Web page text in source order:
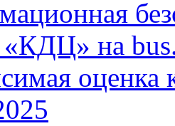
на
оценка